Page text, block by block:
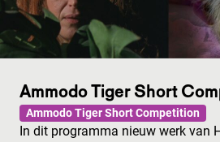
Ammodo Tiger Short
Ammodo Tiger Short Competition
In dit programma nieuw werk van